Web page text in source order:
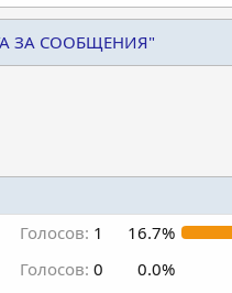
ЗА СООБЩЕНИЯ"
Голосов: 1
16.7%
Голосов: 0
0.0%